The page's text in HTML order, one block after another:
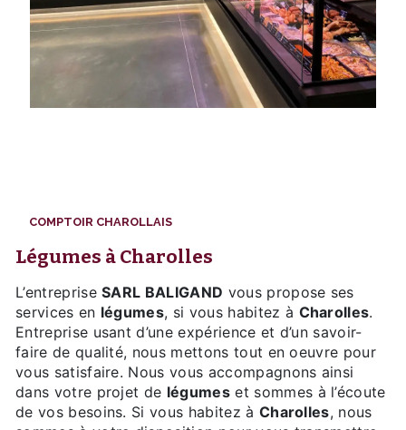
COMPTOIR CHAROLLAIS
légumes à Charolles
L’entrepriseSARL BALIGAND vous propose ses
services en légumes, si vous habitez à Charolles.
Entreprise usant d’une expérience et d’un savoir-
faire de qualité, nous mettons tout en oeuvre pour
vous satisfaire. Nous vous accompagnons ainsi
dans votre projet de légumeset sommes à l’écoute
de vos besoins. Si vous habitez à Charolles, nous